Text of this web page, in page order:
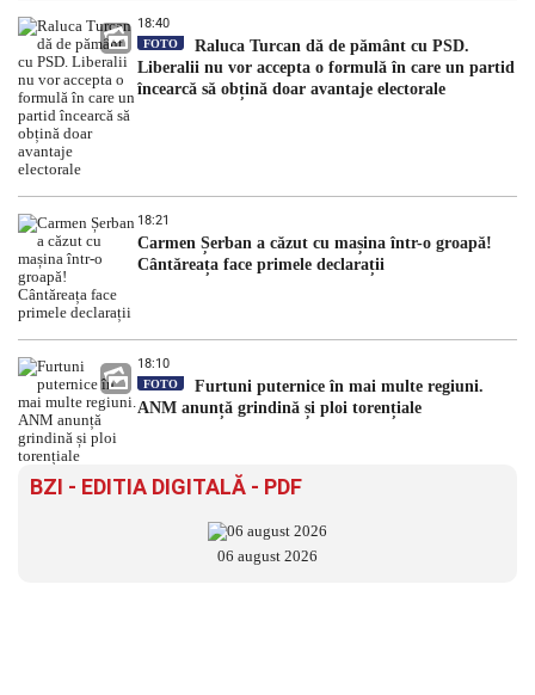
18:40
FOTO
Raluca Turcan dă de pământ cu PSD.
Liberalii nu vor accepta o formulă în care un partid
încearcă să obțină doar avantaje electorale
18:21
Carmen Șerban a căzut cu mașina într-o groapă!
Cântăreața face primele declarații
18:10
FOTO
Furtuni puternice în mai multe regiuni.
ANM anunță grindină și ploi torențiale
BZI - EDITIA DIGITALĂ - PDF
06 august 2026